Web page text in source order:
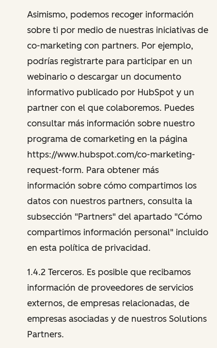
Asimismo, podemos recoger información
sobre ti por medio de nuestras iniciativas de
co-marketing con partners. Por ejemplo,
podrías registrarte para participar en un
webinario o descargar un documento
informativo publicado por HubSpot y un
partner con el que colaboremos. Puedes
consultar más información sobre nuestro
programa de comarketing en la página
https://www.hubspot.com/co-marketing-
request-form. Para obtener más
información sobre cómo compartimos los
datos con nuestros partners, consulta la
subsección "Partners" del apartado "Cómo
compartimos información personal" incluido
en esta política de privacidad.
1.4.2 Terceros. Es posible que recibamos
información de proveedores de servicios
externos, de empresas relacionadas, de
empresas asociadas y de nuestros Solutions
Partners.